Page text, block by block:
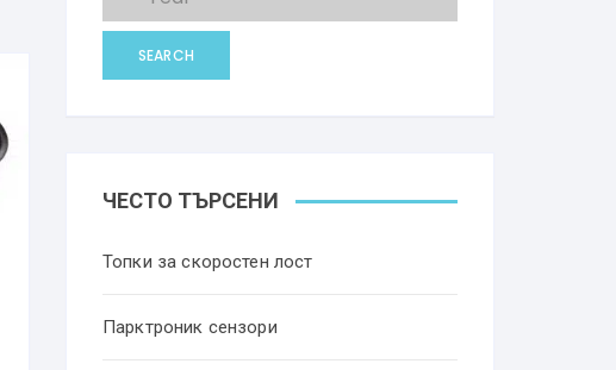
SEARCH
ЧЕСТО ТЪРСЕНИ
Топки за скоростен лост
Парктроник сензори